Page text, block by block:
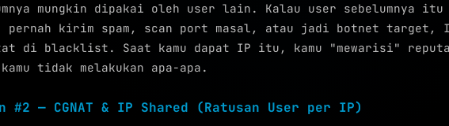
mungkin dipakai oleh user lain. Kalau user sebelumnya
kirim spam, scan port masal, atau jadi botnet target,
di blacklist. Saat kamu dapat IP itu, kamu "mewarisi"
tidak melakukan apa-apa.
#2 — CGNAT & IP Shared (Ratusan User per IP)